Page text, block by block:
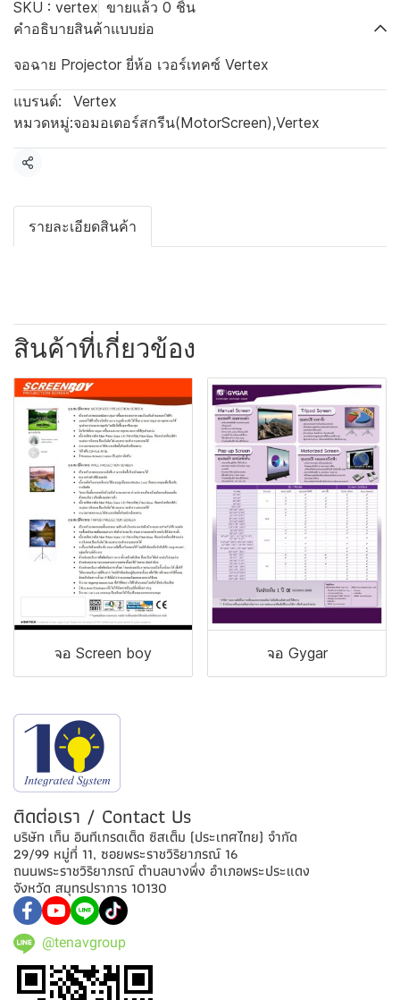
SKU : vertex ขายแล้ว 0 ชิ้น
คำอธิบายสินค้าแบบย่อ
จอฉาย Projector ยี่ห้อ เวอร์เทคซ์ Vertex
แบรนด์:
Vertex
หมวดหมู่:จอมอเตอร์สกรีน(MotorScreen),Vertex
แชร์
รายละเอียดสินค้า
สินค้าที่เกี่ยวข้อง
จอ Screen boy จอ Gygar
ติดต่อเรา / Contact Us
บริษัท เท็น อินทีเกรดเต็ด ซิสเต็ม (ประเทศไทย) จำกัด
29/99 หมู่ที่ 11, ซอยพระราชวิริยาภรณ์ 16
ถนนพระราชวิริยาภรณ์ ตำบลบางพึ่ง อำเภอพระประแดง
จังหวัด สมุทรปราการ 10130
@tenavgroup